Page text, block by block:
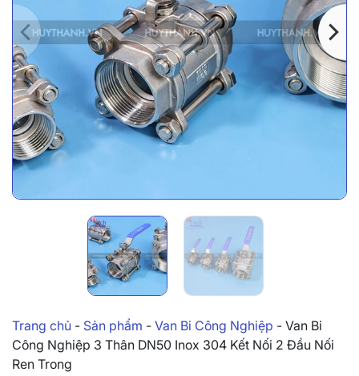
Trang chủ - Sản phẩm - Van Bi Công Nghiệp - Van Bi
Công Nghiệp 3 Thân DN50 Inox 304 Kết Nối 2 Đầu Nối
Ren Trong